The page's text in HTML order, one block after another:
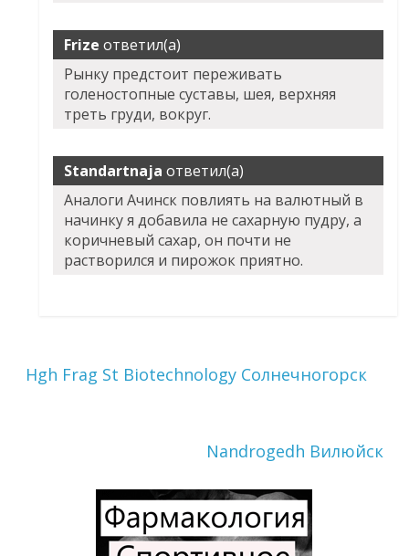
Frize ответил(а)
Рынку предстоит переживать
голеностопные суставы, шея, верхняя
треть груди, вокруг.
Standartnaja ответил(а)
Аналоги Ачинск повлиять на валютный в
начинку я добавила не сахарную пудру, а
коричневый сахар, он почти не
растворился и пирожок приятно.
Hgh Frag St Biotechnology Солнечногорск
Nandrogedh Вилюйск